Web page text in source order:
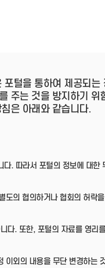
포털을 통하여 제공되는
주는 것을 방지하기 위
은 아래와 같습니다.
. 따라서 포털의 정보에 대한
의 협의하거나 협회의 허락
다. 또한, 포털의 자료를 영리
이외의 내용을 무단 변경하는